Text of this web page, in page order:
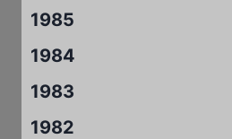
1985
1984
1983
1982